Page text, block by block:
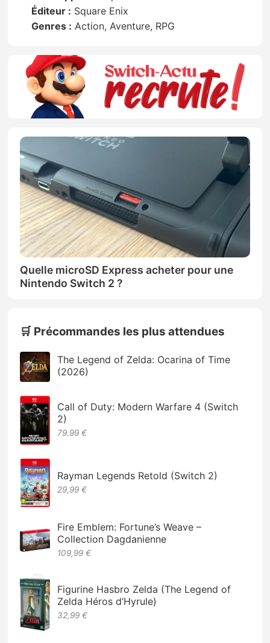
Éditeur : Square Enix
Genres : Action, Aventure, RPG
Quelle microSD Express acheter pour une
Nintendo Switch 2 ?
🛒 Précommandes les plus attendues
The Legend of Zelda: Ocarina of Time
(2026)
Call of Duty: Modern Warfare 4 (Switch
2)
79.99 €
Rayman Legends Retold (Switch 2)
29,99 €
Fire Emblem: Fortune’s Weave –
Collection Dagdanienne
109,99 €
Figurine Hasbro Zelda (The Legend of
Zelda Héros d’Hyrule)
32,99 €